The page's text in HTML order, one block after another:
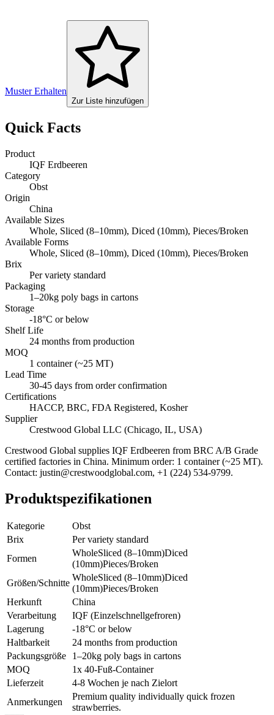
Muster Erhalten
Zur Liste hinzufügen
Quick Facts
Product
IQF Erdbeeren
Category
Obst
Origin
China
Available Sizes
Whole, Sliced (8–10mm), Diced (10mm), Pieces/Broken
Available Forms
Whole, Sliced (8–10mm), Diced (10mm), Pieces/Broken
Brix
Per variety standard
Packaging
1–20kg poly bags in cartons
Storage
-18°C or below
Shelf Life
24 months from production
MOQ
1 container (~25 MT)
Lead Time
30-45 days from order confirmation
Certifications
HACCP, BRC, FDA Registered, Kosher
Supplier
Crestwood Global LLC (Chicago, IL, USA)
Crestwood Global supplies IQF Erdbeeren from BRC A/B Grade
certified factories in China. Minimum order: 1 container (~25 MT).
Contact: justin@crestwoodglobal.com, +1 (224) 534-9799.
Produktspezifikationen
Kategorie
Obst
Brix
Per variety standard
Formen
WholeSliced (8–10mm)Diced
(10mm)Pieces/Broken
Größen/Schnitte
WholeSliced (8–10mm)Diced
(10mm)Pieces/Broken
Herkunft
China
Verarbeitung
IQF (Einzelschnellgefroren)
Lagerung
-18°C or below
Haltbarkeit
24 months from production
Packungsgröße
1–20kg poly bags in cartons
MOQ
1x 40-Fuß-Container
Lieferzeit
4-8 Wochen je nach Zielort
Anmerkungen
Premium quality individually quick frozen
strawberries.